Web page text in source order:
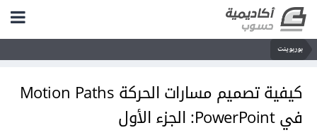
بوربوينت
كيفية تصميم مسارات الحركة Motion Paths
في PowerPoint: الجزء الأول